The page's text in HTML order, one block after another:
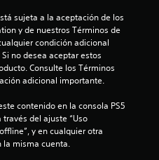
sujeta a la aceptación de los
y de nuestros Términos de
condición adicional
no desea aceptar estos
Consulte los Términos
adicional importante.
contenido en la consola PS5
del ajuste “Uso
y en cualquier otra
la misma cuenta.